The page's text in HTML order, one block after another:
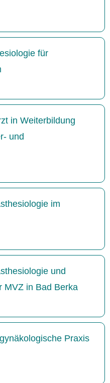
für
in Weiterbildung
und
im
und
MVZ in Bad Berka
Praxis